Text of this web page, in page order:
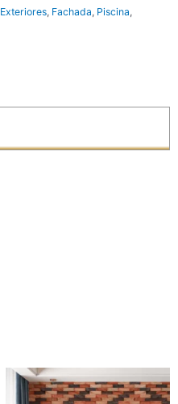
Exteriores, Fachada, Piscina,